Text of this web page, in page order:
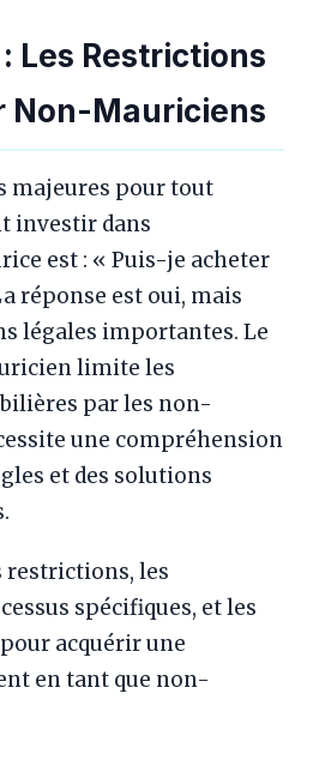
Les Restrictions
Non-Mauriciens
majeures pour tout
investir dans
est : « Puis-je acheter
réponse est oui, mais
légales importantes. Le
limite les
par les non-
une compréhension
et des solutions
restrictions, les
spécifiques, et les
acquérir une
en tant que non-